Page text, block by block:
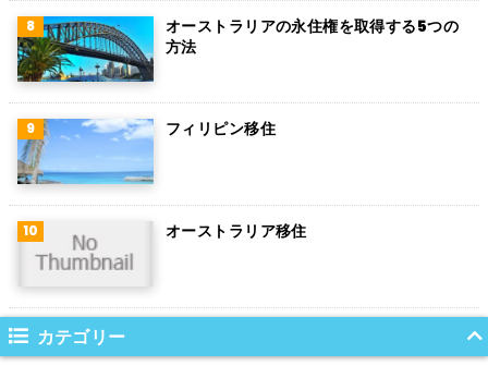
チリ
デンマーク
ハンガリー
ポーランド
南アフリカ
サウジアラビア
コロンビア
ノルウェー
ネパール
オーストラリアの永住権を取得する5つの
方法
フィリピン移住
オーストラリア移住
カテゴリー